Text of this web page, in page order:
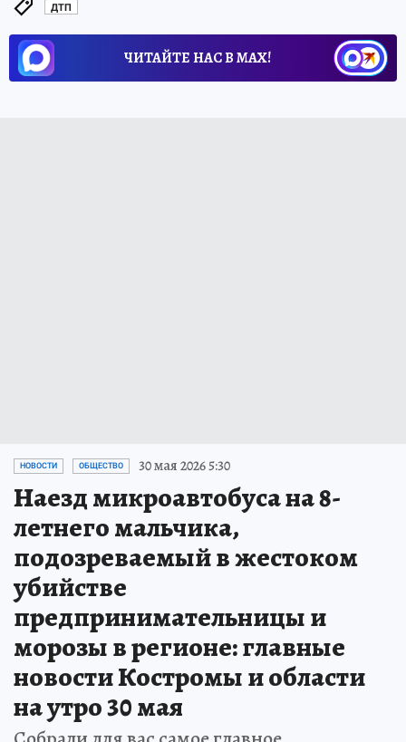
ДТП
ЧИТАЙТЕ НАС В МАХ!
НОВОСТИ ОБЩЕСТВО 30 мая 2026 5:30
Наезд микроавтобуса на 8-
летнего мальчика,
подозреваемый в жестоком
убийстве
предпринимательницы и
морозы в регионе: главные
новости Костромы и области
на утро 30 мая